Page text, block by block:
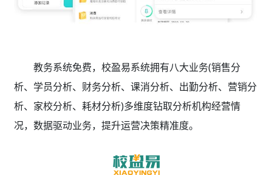
教务系统免费，校盈易系统拥有八大业务(销售分
析、学员分析、财务分析、课消分析、出勤分析、营销分
析、家校分析、耗材分析)多维度钻取分析机构经营情
况，数据驱动业务，提升运营决策精准度。